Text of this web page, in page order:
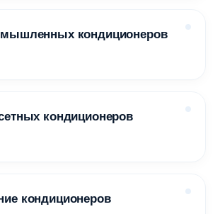
кондиционеров
кондиционеров
кондиционеров